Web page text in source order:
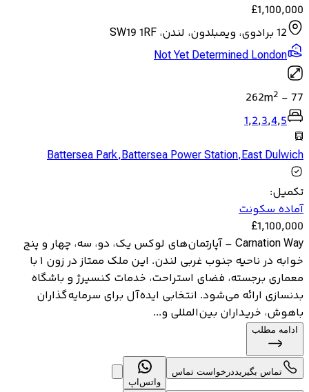
£1,100,000
12 برادوی، ویمبلدون، لندن، SW19 1RF
Not Yet Determined London
77
-
262m2
1,2,3,4,5
Battersea Park,Battersea Power Station,East Dulwich
تکمیل:
آماده سکونت
£1,100,000
Carnation Way – آپارتمان‌های لوکس یک، دو، سه، چهار و پنج
خوابه در ناحیه جنوب غربی لندن. این ملک ممتاز در زون ۱ با
معماری برجسته، فضای استراحت، خدمات کنسیرژ و باشگاه
بدنسازی ارائه می‌شود. انتخابی ایده‌آل برای سرمایه‌گذاران
باهوش، خریداران بین‌المللی و...
ادامه مطلب
تماس بگیرید درخواست تماس
واتس‌اپ